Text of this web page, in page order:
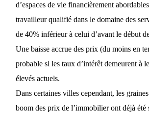
d’espaces de vie financièrement
travailleur qualifié dans le domaine des
de 40% inférieur à celui d’avant le début
Une baisse accrue des prix (du moins en
probable si les taux d’intérêt demeurent à
élevés actuels.
Dans certaines villes cependant, les
boom des prix de l’immobilier ont déjà été